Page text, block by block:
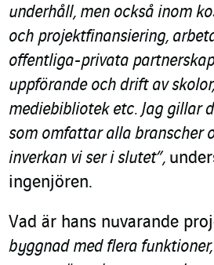
underhåll, men också inom
och projektfinansiering,
offentliga-privata
uppförande och drift av
mediebibliotek etc. Jag gillar
som omfattar alla branscher
inverkan vi ser i slutet”,
ingenjören.
Vad är hans nuvarande
byggnad med flera